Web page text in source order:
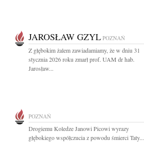
JAROSŁAW GZYL POZNAŃ
Z głębokim żalem zawiadamiamy, że w dniu 31
stycznia 2026 roku zmarł prof. UAM dr hab.
Jarosław...
POZNAŃ
Drogiemu Koledze Janowi Picowi wyrazy
głębokiego współczucia z powodu śmierci Taty...